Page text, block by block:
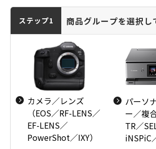
ステップ1 商品グループを選択し
カメラ／レンズ
（EOS／RF-LENS／
EF-LENS／
PowerShot／IXY）
パーソ
ー／複
TR／
iNSPiC